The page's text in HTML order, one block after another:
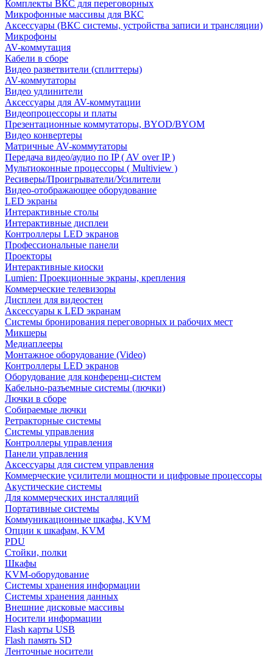
Комплекты ВКС для переговорных
Микрофонные массивы для ВКС
Аксессуары (ВКС системы, устройства записи и трансляции)
Микрофоны
AV-коммутация
Кабели в сборе
Видео разветвители (сплиттеры)
AV-коммутаторы
Видео удлинители
Аксессуары для AV-коммутации
Видеопроцессоры и платы
Презентационные коммутаторы, BYOD/BYOM
Видео конвертеры
Матричные AV-коммутаторы
Передача видео/аудио по IP ( AV over IP )
Мультиоконные процессоры ( Multiview )
Ресиверы/Проигрыватели/Усилители
Видео-отображающее оборудование
LED экраны
Интерактивные столы
Интерактивные дисплеи
Контроллеры LED экранов
Профессиональные панели
Проекторы
Интерактивные киоски
Lumien: Проекционные экраны, крепления
Коммерческие телевизоры
Дисплеи для видеостен
Аксессуары к LED экранам
Системы бронирования переговорных и рабочих мест
Микшеры
Медиаплееры
Монтажное оборудование (Video)
Контроллеры LED экранов
Оборудование для конференц-систем
Кабельно-разъемные системы (лючки)
Лючки в сборе
Собираемые лючки
Ретракторные системы
Системы управления
Контроллеры управления
Панели управления
Аксессуары для систем управления
Коммерческие усилители мощности и цифровые процессоры
Акустические системы
Для коммерческих инсталляций
Портативные системы
Коммуникационные шкафы, KVM
Опции к шкафам, KVM
PDU
Стойки, полки
Шкафы
KVM-оборудование
Системы хранения информации
Системы хранения данных
Внешние дисковые массивы
Носители информации
Flash карты USB
Flash память SD
Ленточные носители